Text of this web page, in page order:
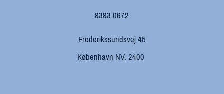
9393 0672
Frederikssundsvej 45
København NV, 2400